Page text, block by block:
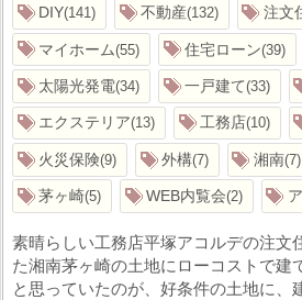
DIY 141 不動産 132 注文
マイホーム 55 住宅ローン 39
太陽光発電 34 一戸建て 33
エクステリア 13 工務店 10
火災保険 9 外構 7 湘南 7
茅ヶ崎 5 WEB内覧会 2
素晴らしい工務店平塚アコルデの注文
た湘南茅ヶ崎の土地にローコストで建
と思っていたのが、好条件の土地に、